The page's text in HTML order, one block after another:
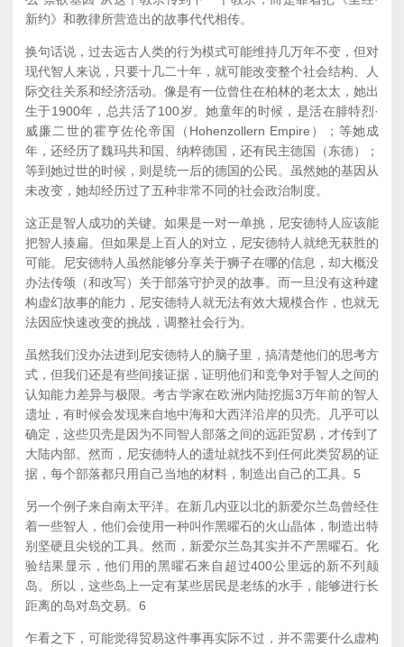
新约》和教律所营造出的故事代代相传。
换句话说，过去远古人类的行为模式可能维持几万年不变，但对
现代智人来说，只要十几二十年，就可能改变整个社会结构、人
际交往关系和经济活动。像是有一位曾住在柏林的老太太，她出
生于1900年，总共活了100岁。她童年的时候，是活在腓特烈·
威廉二世的霍亨佐伦帝国（Hohenzollern Empire）；等她成
年，还经历了魏玛共和国、纳粹德国，还有民主德国（东德）；
等到她过世的时候，则是统一后的德国的公民。虽然她的基因从
未改变，她却经历过了五种非常不同的社会政治制度。
这正是智人成功的关键。如果是一对一单挑，尼安德特人应该能
把智人揍扁。但如果是上百人的对立，尼安德特人就绝无获胜的
可能。尼安德特人虽然能够分享关于狮子在哪的信息，却大概没
办法传颂（和改写）关于部落守护灵的故事。而一旦没有这种建
构虚幻故事的能力，尼安德特人就无法有效大规模合作，也就无
法因应快速改变的挑战，调整社会行为。
虽然我们没办法进到尼安德特人的脑子里，搞清楚他们的思考方
式，但我们还是有些间接证据，证明他们和竞争对手智人之间的
认知能力差异与极限。考古学家在欧洲内陆挖掘3万年前的智人
遗址，有时候会发现来自地中海和大西洋沿岸的贝壳。几乎可以
确定，这些贝壳是因为不同智人部落之间的远距贸易，才传到了
大陆内部。然而，尼安德特人的遗址就找不到任何此类贸易的证
据，每个部落都只用自己当地的材料，制造出自己的工具。 5
另一个例子来自南太平洋。在新几内亚以北的新爱尔兰岛曾经住
着一些智人，他们会使用一种叫作黑曜石的火山晶体，制造出特
别坚硬且尖锐的工具。然而，新爱尔兰岛其实并不产黑曜石。化
验结果显示，他们用的黑曜石来自超过400公里远的新不列颠
岛。所以，这些岛上一定有某些居民是老练的水手，能够进行长
距离的岛对岛交易。 6
乍看之下，可能觉得贸易这件事再实际不过，并不需要什么虚构